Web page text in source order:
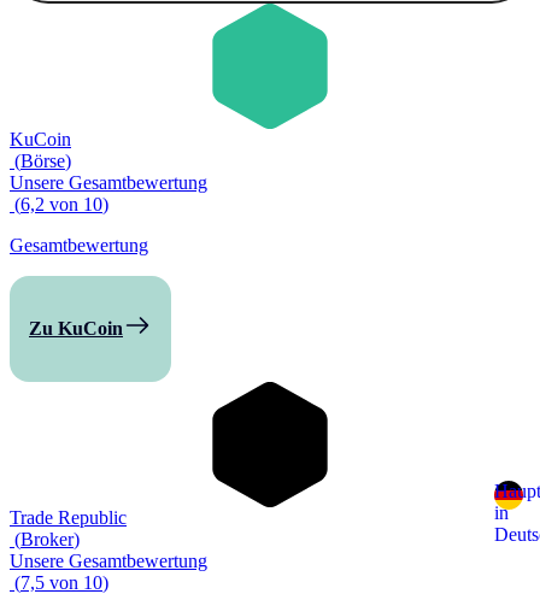
KuCoin
(Börse)
Unsere Gesamtbewertung
(6,2 von 10)
Gesamtbewertung
Zu KuCoin
in
Trade Republic
(Broker)
Unsere Gesamtbewertung
(7,5 von 10)